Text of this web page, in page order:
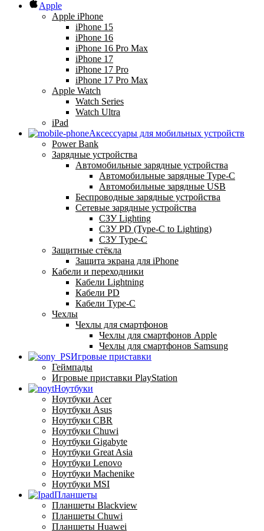
Apple
Apple iPhone
iPhone 15
iPhone 16
iPhone 16 Pro Max
iPhone 17
iPhone 17 Pro
iPhone 17 Pro Max
Apple Watch
Watch Series
Watch Ultra
iPad
Аксессуары для мобильных устройств
Power Bank
Зарядные устройства
Автомобильные зарядные устройства
Автомобильные зарядные Type-C
Автомобильные зарядные USB
Беспроводные зарядные устройства
Сетевые зарядные устройства
СЗУ Lighting
СЗУ PD (Type-C to Lighting)
СЗУ Type-C
Защитные стёкла
Защита экрана для iPhone
Кабели и переходники
Кабели Lightning
Кабели PD
Кабели Type-C
Чехлы
Чехлы для смартфонов
Чехлы для смартфонов Apple
Чехлы для смартфонов Samsung
Игровые приставки
Геймпады
Игровые приставки PlayStation
Ноутбуки
Ноутбуки Acer
Ноутбуки Asus
Ноутбуки CBR
Ноутбуки Chuwi
Ноутбуки Gigabyte
Ноутбуки Great Asia
Ноутбуки Lenovo
Ноутбуки Machenike
Ноутбуки MSI
Планшеты
Планшеты Blackview
Планшеты Chuwi
Планшеты Huawei